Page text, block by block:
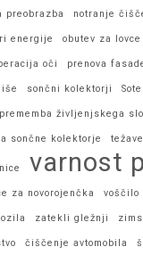
preobrazba notranje
energije obutev za lovce
oči prenova
sončni kolektorji
življenjskega
sončne kolektorje
varnost
za novorojenčka voščilo
zatekli gležnji
čiščenje avtomobila